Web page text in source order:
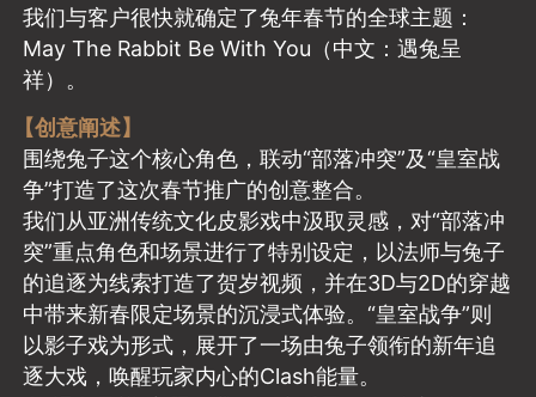
我们与客户很快就确定了兔年春节的全球主题：
May The Rabbit Be With You（中文：遇兔呈
祥）。
【创意阐述】
围绕兔子这个核心角色，联动“部落冲突”及“皇室战
争”打造了这次春节推广的创意整合。
我们从亚洲传统文化皮影戏中汲取灵感，对“部落冲
突”重点角色和场景进行了特别设定，以法师与兔子
的追逐为线索打造了贺岁视频，并在3D与2D的穿越
中带来新春限定场景的沉浸式体验。“皇室战争”则
以影子戏为形式，展开了一场由兔子领衔的新年追
逐大戏，唤醒玩家内心的Clash能量。